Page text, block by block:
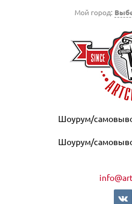
Мой город:
Шоурум/
Шоурум/